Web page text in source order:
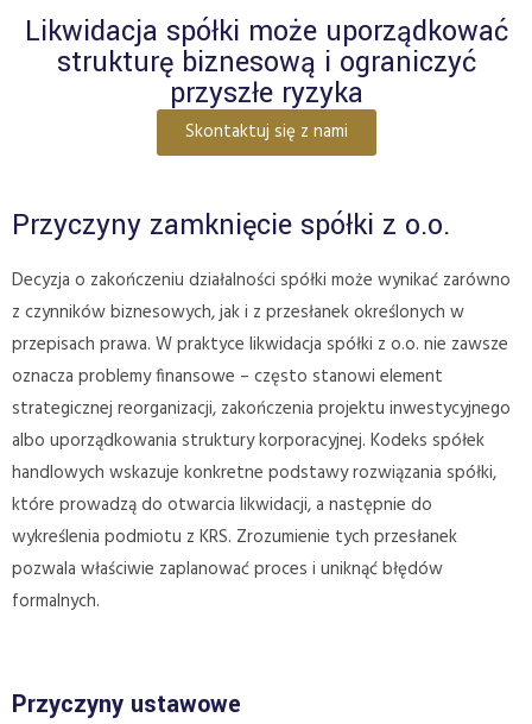
Likwidacja spółki może uporządkować
strukturę biznesową i ograniczyć
przyszłe ryzyka
Skontaktuj się z nami
Przyczyny zamknięcie spółki z o.o.
Decyzja o zakończeniu działalności spółki może wynikać zarówno
z czynników biznesowych, jak i z przesłanek określonych w
przepisach prawa. W praktyce likwidacja spółki z o.o. nie zawsze
oznacza problemy finansowe – często stanowi element
strategicznej reorganizacji, zakończenia projektu inwestycyjnego
albo uporządkowania struktury korporacyjnej. Kodeks spółek
handlowych wskazuje konkretne podstawy rozwiązania spółki,
które prowadzą do otwarcia likwidacji, a następnie do
wykreślenia podmiotu z KRS. Zrozumienie tych przesłanek
pozwala właściwie zaplanować proces i uniknąć błędów
formalnych.
Przyczyny ustawowe